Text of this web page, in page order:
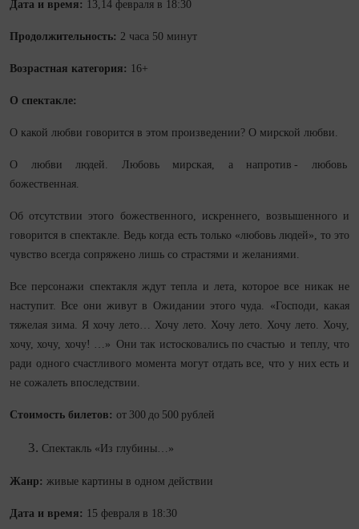
Дата и время: 13,14 февраля в 18:30
Продолжительность: 2 часа 50 минут
Возрастная категория: 16+
О спектакле:
О какой любви говорится в этом произведении? О мирской любви.
О любви людей. Любовь мирская, а напротив - любовь
божественная.
Об отсутствии этого божественного, искреннего, возвышенного и
говорится в спектакле. Ведь когда есть только «любовь людей», то это
чувство всегда сопряжено лишь со страстями и желаниями.
Все персонажи спектакля ждут тепла и лета, которое все никак не
наступит. Все они живут в Ожидании этого чуда. «Господи, какая
тяжелая зима. Я хочу лето… Хочу лето. Хочу лето. Хочу лето. Хочу,
хочу, хочу, хочу! …» Они так истосковались по счастью и теплу, что
ради одного счастливого момента могут отдать все, что у них есть и
не сожалеть впоследствии.
Стоимость билетов: от 300 до 500 рублей
Спектакль «Из глубины…»
Жанр: живые картины в одном действии
Дата и время: 15 февраля в 18:30